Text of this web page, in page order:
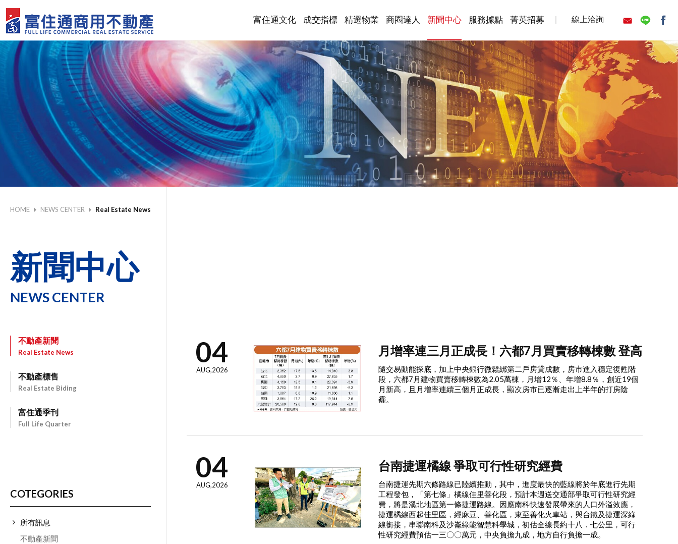
富住通文化 成交指標 精選物業 商圈達人 新聞中心 服務據點 菁英招募 線上洽詢
HOME NEWS CENTER Real Estate News
新聞中心
NEWS CENTER
不動產新聞
Real Estate News
不動產標售
Real Estate Biding
富住通季刊
Full Life Quarter
COTEGORIES
所有訊息
不動產新聞
04
AUG,2026
月增率連三月正成長！六都7月買賣移轉棟數 登高
隨交易動能探底，加上中央銀行微鬆綁第二戶房貸成數，房市進入穩定復甦階
段，六都7月建物買賣移轉棟數為2.05萬棟，月增12％、年增8.8％，創近19個
月新高，且月增率連續三個月正成長，顯次房市已逐漸走出上半年的打房陰
霾。
04
AUG,2026
台南捷運橘線 爭取可行性研究經費
台南捷運先期六條路線已陸續推動，其中，進度最快的藍線將於年底進行先期
工程發包，「第七條」橘線佳里善化段，預計本週送交通部爭取可行性研究經
費，將是溪北地區第一條捷運路線。因應南科快速發展帶來的人口外溢效應，
捷運橘線西起佳里區，經麻豆、善化區，東至善化火車站，與台鐵及捷運深綠
線銜接，串聯南科及沙崙綠能智慧科學城，初估全線長約十八．七公里，可行
性研究經費預估一三〇〇萬元，中央負擔九成，地方自行負擔一成。